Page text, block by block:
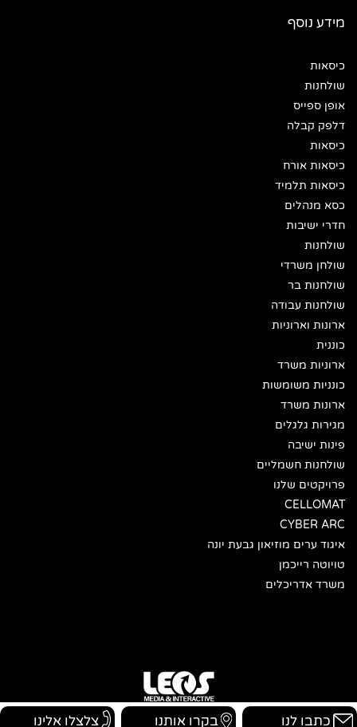
מידע נוסף
כיסאות
שולחנות
אופן ספייס
דלפק קבלה
כיסאות
כיסאות אורח
כיסאות תלמיד
כסא מנהלים
חדרי ישיבות
שולחנות
שולחן משרדי
שולחנות בר
שולחנות עבודה
ארונות וארוניות
כוננית
ארוניות משרד
כונניות משומשות
ארונות משרד
מגירות גלגלים
פינות ישיבה
שולחנות חשמליים
פרויקטים שלנו
CELLOMAT
CYBER ARC
איגוד ערים מוזיאון גבעת יונה
טויוטה רייכמן
משרד אדריכלים
כתבו לנו בקרו אותנו צלצלו אלינו